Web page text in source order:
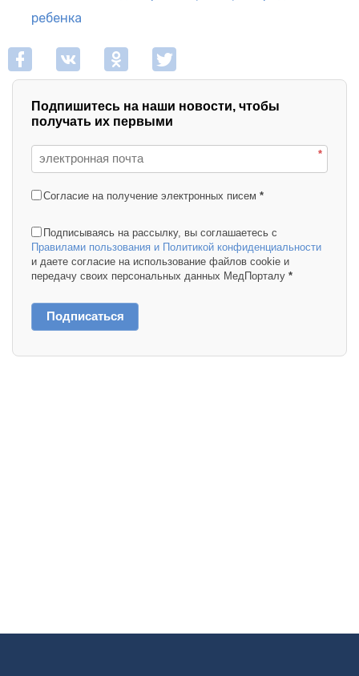
ребенка
Подпишитесь на наши новости, чтобы
получать их первыми
*
Согласие на получение электронных писем *
Подписываясь на рассылку, вы соглашаетесь с
Правилами пользования и Политикой конфиденциальности
и даете согласие на использование файлов cookie и
передачу своих персональных данных МедПорталу *
Подписаться